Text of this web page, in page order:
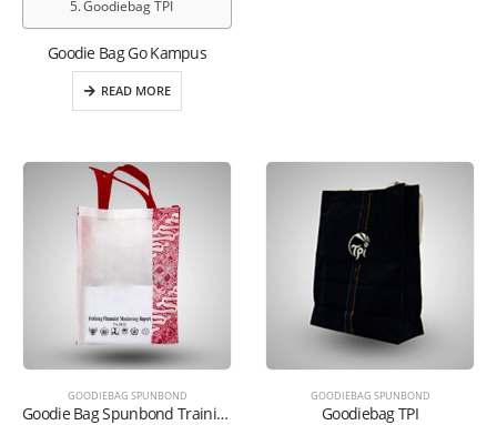
Goodiebag TPI
Goodie Bag Go Kampus
READ MORE
GOODIEBAG SPUNBOND
Goodie Bag Spunbond Training Finacial Putih
GOODIEBAG SPUNBOND
Goodiebag TPI